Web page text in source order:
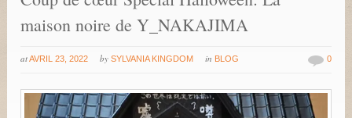
maison noire de Y_NAKAJIMA
atAVRIL 23, 2022 by SYLVANIA KINGDOM in BLOG 0